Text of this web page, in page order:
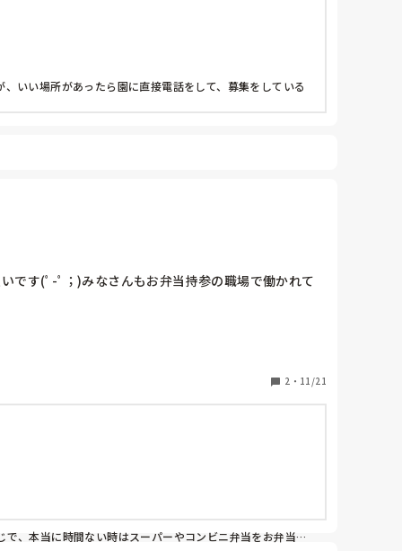
」と言われるくらい、私に対しての雰囲気などは良
いい場所があったら園に直接電話をして、募集をしている
です(ﾟ-ﾟ；)みなさんもお弁当持参の職場で働かれて
2 ・ 11/21
、本当に時間ない時はスーパーやコンビニ弁当をお弁当箱